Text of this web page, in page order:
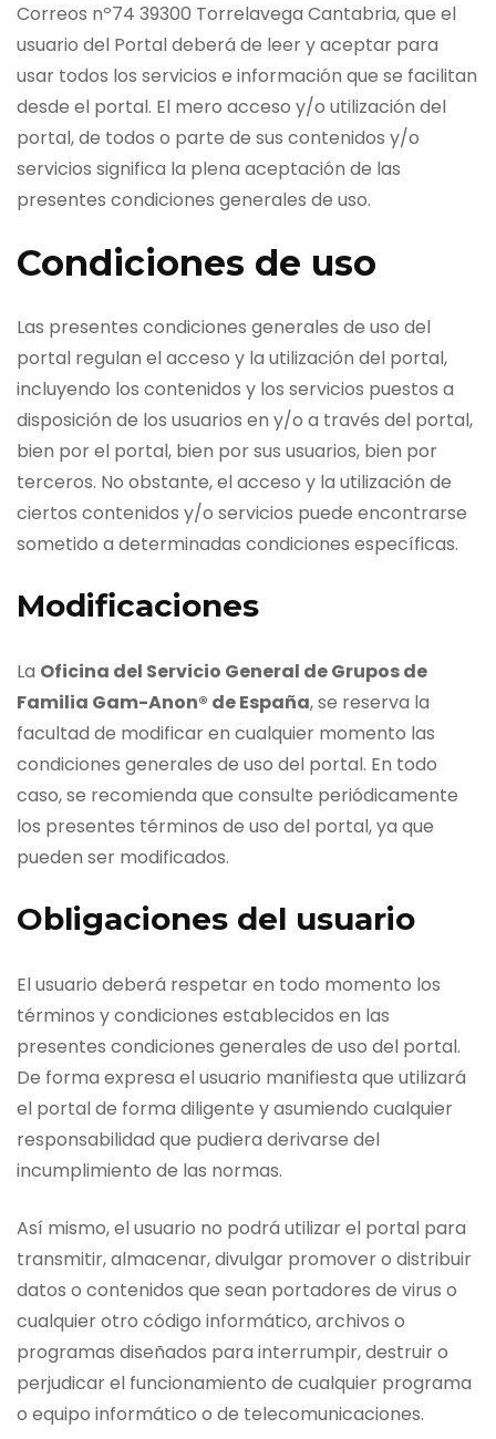
Correos nº74 39300 Torrelavega Cantabria, que el
usuario del Portal deberá de leer y aceptar para
usar todos los servicios e información que se facilitan
desde el portal. El mero acceso y/o utilización del
portal, de todos o parte de sus contenidos y/o
servicios significa la plena aceptación de las
presentes condiciones generales de uso.
Condiciones de uso
Las presentes condiciones generales de uso del
portal regulan el acceso y la utilización del portal,
incluyendo los contenidos y los servicios puestos a
disposición de los usuarios en y/o a través del portal,
bien por el portal, bien por sus usuarios, bien por
terceros. No obstante, el acceso y la utilización de
ciertos contenidos y/o servicios puede encontrarse
sometido a determinadas condiciones específicas.
Modificaciones
La Oficina del Servicio General de Grupos de
Familia Gam-Anon® de España, se reserva la
facultad de modificar en cualquier momento las
condiciones generales de uso del portal. En todo
caso, se recomienda que consulte periódicamente
los presentes términos de uso del portal, ya que
pueden ser modificados.
Obligaciones del usuario
El usuario deberá respetar en todo momento los
términos y condiciones establecidos en las
presentes condiciones generales de uso del portal.
De forma expresa el usuario manifiesta que utilizará
el portal de forma diligente y asumiendo cualquier
responsabilidad que pudiera derivarse del
incumplimiento de las normas.
Así mismo, el usuario no podrá utilizar el portal para
transmitir, almacenar, divulgar promover o distribuir
datos o contenidos que sean portadores de virus o
cualquier otro código informático, archivos o
programas diseñados para interrumpir, destruir o
perjudicar el funcionamiento de cualquier programa
o equipo informático o de telecomunicaciones.